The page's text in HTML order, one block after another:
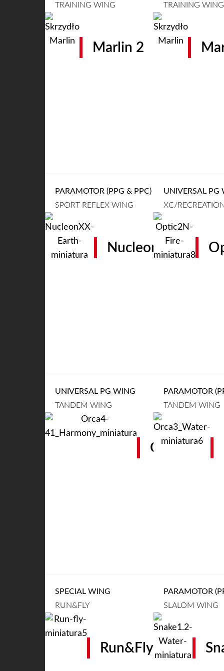
TRAINING WING
Marlin 2
TRAINING WING
PARAMOTOR (PPG & PPC)
SPORT REFLEX WING
Nucleon XX
UNIVERSAL PG
XC/
UNIVERSAL PG WING
TANDEM WING
Orca 4
PARAMOTOR
TANDEM WING
SPECIAL WING
RUN&FLY
Run&Fly
PARAMOTOR
SLALOM WING